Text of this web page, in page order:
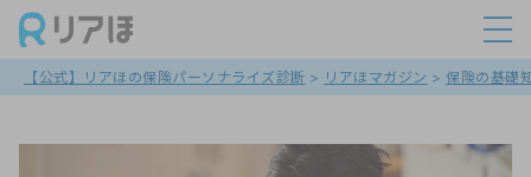
【公式】リアほの保険パーソナライズ診断 > リアほマガジン > 保険の基礎